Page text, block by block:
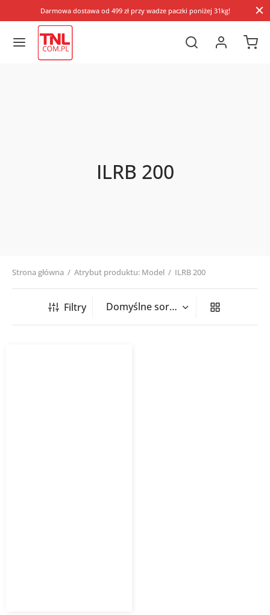
Darmowa dostawa od 499 zł przy wadze paczki poniżej 31kg!
ILRB 200
Strona główna / Atrybut produktu: Model / ILRB 200
Filtry